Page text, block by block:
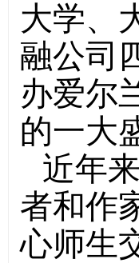
大学、
融公司
办爱尔
的一大
近年
者和作
心师生